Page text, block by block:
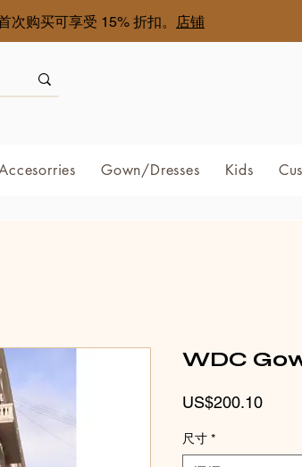
次购买可享受 15% 折扣。 店铺
Gown/Dresses Kids
WDC
US$200.10價
尺寸 *